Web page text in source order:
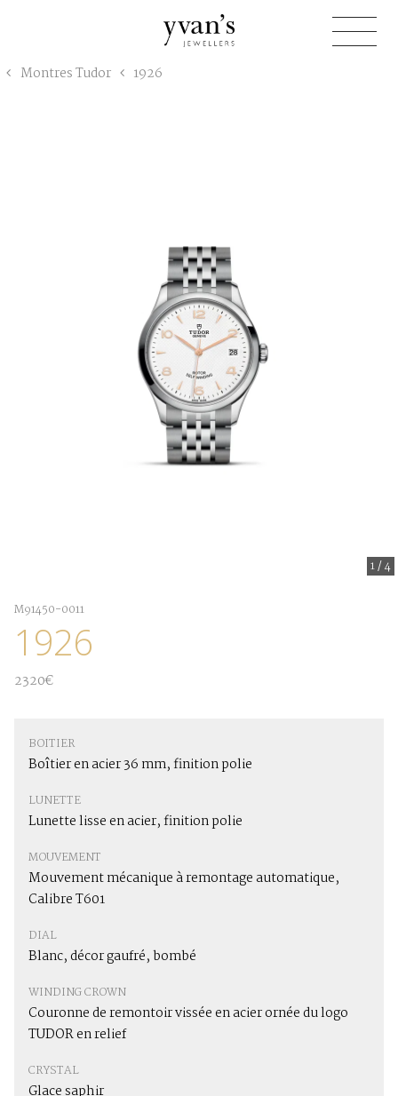
Montres Tudor 1926
1/4
M91450-0011
1926
2320€
BOITIER
Boîtier en acier 36 mm, finition polie
LUNETTE
Lunette lisse en acier, finition polie
MOUVEMENT
Mouvement mécanique à remontage automatique,
Calibre T601
DIAL
Blanc, décor gaufré, bombé
WINDING CROWN
Couronne de remontoir vissée en acier ornée du logo
TUDOR en relief
CRYSTAL
Glace saphir